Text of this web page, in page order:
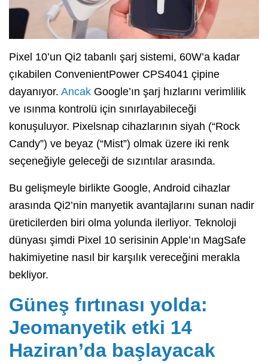
Pixel 10’un Qi2 tabanlı şarj sistemi, 60W’a kadar
çıkabilen ConvenientPower CPS4041 çipine
dayanıyor. Ancak Google’ın şarj hızlarını verimlilik
ve ısınma kontrolü için sınırlayabileceği
konuşuluyor. Pixelsnap cihazlarının siyah (“Rock
Candy”) ve beyaz (“Mist”) olmak üzere iki renk
seçeneğiyle geleceği de sızıntılar arasında.
Bu gelişmeyle birlikte Google, Android cihazlar
arasında Qi2’nin manyetik avantajlarını sunan nadir
üreticilerden biri olma yolunda ilerliyor. Teknoloji
dünyası şimdi Pixel 10 serisinin Apple’ın MagSafe
hakimiyetine nasıl bir karşılık vereceğini merakla
bekliyor.
Güneş fırtınası yolda:
Jeomanyetik etki 14
Haziran’da başlayacak